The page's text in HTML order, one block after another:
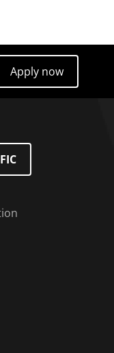
Apply now